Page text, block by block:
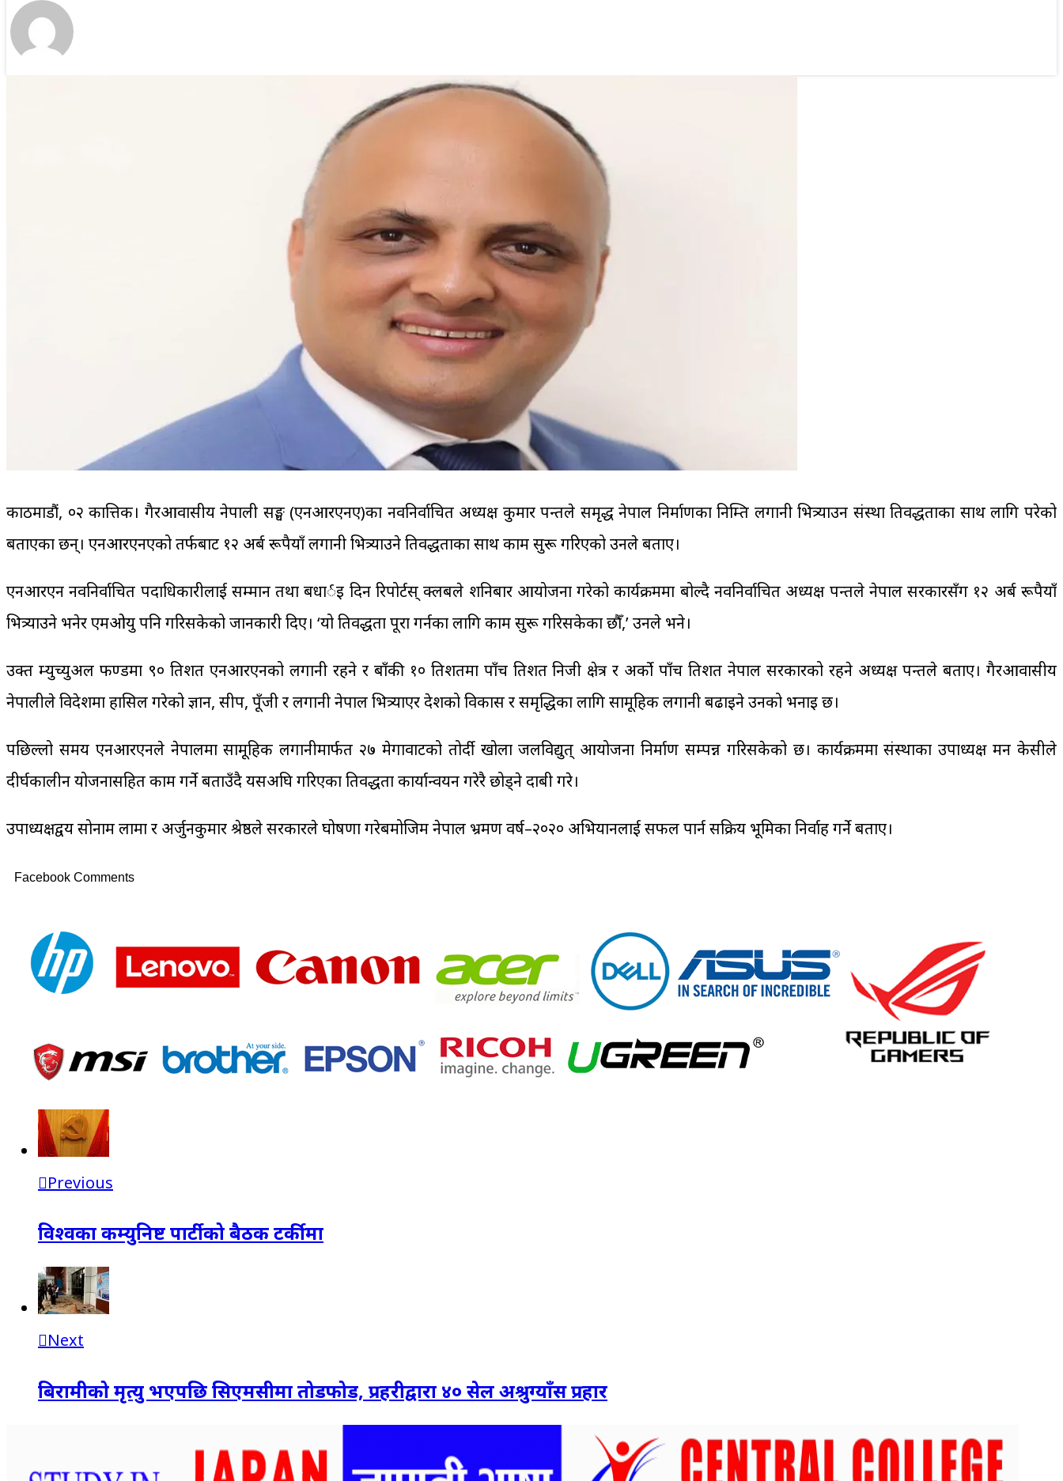
काठमाडौं, ०२ कात्तिक। गैरआवासीय नेपाली सङ्घ (एनआरएनए)का नवनिर्वाचित अध्यक्ष कुमार पन्तले समृद्ध नेपाल निर्माणका निम्ति लगानी भित्र्याउन संस्था प्रतिवद्धताका साथ लागि परेको
बताएका छन्। एनआरएनएको तर्फबाट १२ अर्ब रूपैयाँ लगानी भित्र्याउने प्रतिवद्धताका साथ काम सुरू गरिएको उनले बताए।
एनआरएन नवनिर्वाचित पदाधिकारीलाई सम्मान तथा बधार्इ दिन रिपोर्टस् क्लबले शनिबार आयोजना गरेको कार्यक्रममा बोल्दै नवनिर्वाचित अध्यक्ष पन्तले नेपाल सरकारसँग १२ अर्ब रूपैयाँ
भित्र्याउने भनेर एमओयु पनि गरिसकेको जानकारी दिए। ‘यो प्रतिवद्धता पूरा गर्नका लागि काम सुरू गरिसकेका छौँ,’ उनले भने।
उक्त म्युच्युअल फण्डमा ९० प्रतिशत एनआरएनको लगानी रहने र बाँकी १० प्रतिशतमा पाँच प्रतिशत निजी क्षेत्र र अर्को पाँच प्रतिशत नेपाल सरकारको रहने अध्यक्ष पन्तले बताए। गैरआवासीय
नेपालीले विदेशमा हासिल गरेको ज्ञान, सीप, पूँजी र लगानी नेपाल भित्र्याएर देशको विकास र समृद्धिका लागि सामूहिक लगानी बढाइने उनको भनाइ छ।
पछिल्लो समय एनआरएनले नेपालमा सामूहिक लगानीमार्फत २७ मेगावाटको तोर्दी खोला जलविद्युत् आयोजना निर्माण सम्पन्न गरिसकेको छ। कार्यक्रममा संस्थाका उपाध्यक्ष मन केसीले
दीर्घकालीन योजनासहित काम गर्ने बताउँदै यसअघि गरिएका प्रतिवद्धता कार्यान्वयन गरेरै छोड्ने दाबी गरे।
उपाध्यक्षद्वय सोनाम लामा र अर्जुनकुमार श्रेष्ठले सरकारले घोषणा गरेबमोजिम नेपाल भ्रमण वर्ष–२०२० अभियानलाई सफल पार्न सक्रिय भूमिका निर्वाह गर्ने बताए।
Facebook Comments
Previous
विश्वका कम्युनिष्ट पार्टीको बैठक टर्कीमा
Next
बिरामीको मृत्यु भएपछि सिएमसीमा तोडफोड, प्रहरीद्वारा ४० सेल अश्रुग्याँस प्रहार